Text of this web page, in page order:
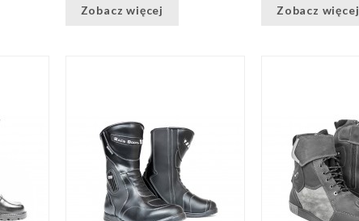
Zobacz więcej
Zobacz więcej